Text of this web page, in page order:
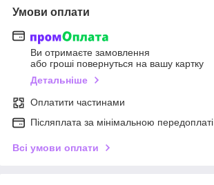
Умови оплати
Ви отримаєте замовлення
або гроші повернуться на вашу картку
Детальніше
Оплатити частинами
Післяплата за мінімальною передоплаті
Всі умови оплати